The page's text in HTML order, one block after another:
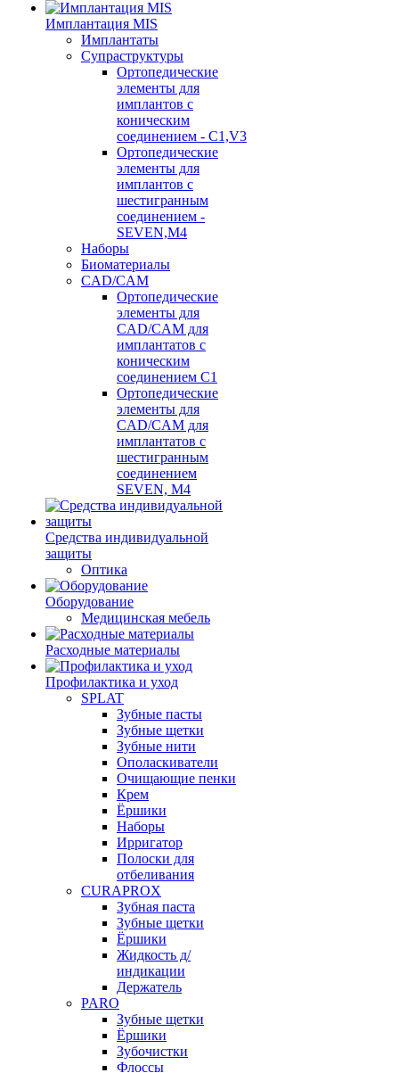
Имплантация MIS
Имплантаты
Супраструктуры
Ортопедические
элементы для
имплантов с
коническим
соединением - C1,V3
Ортопедические
элементы для
имплантов с
шестигранным
соединением -
SEVEN,M4
Наборы
Биоматериалы
CAD/CAM
Ортопедические
элементы для
CAD/CAM для
имплантатов с
коническим
соединением С1
Ортопедические
элементы для
CAD/CAM для
имплантатов с
шестигранным
соединением
SEVEN, М4
Средства индивидуальной
защиты
Оптика
Оборудование
Медицинская мебель
Расходные материалы
Профилактика и уход
SPLAT
Зубные пасты
Зубные щетки
Зубные нити
Ополаскиватели
Очищающие пенки
Крем
Ёршики
Наборы
Ирригатор
Полоски для
отбеливания
CURAPROX
Зубная паста
Зубные щетки
Ёршики
Жидкость д/
индикации
Держатель
PARO
Зубные щетки
Ёршики
Зубочистки
Флоссы